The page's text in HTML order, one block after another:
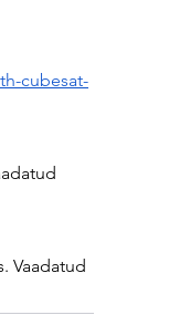
cubesat-
Vaadatud